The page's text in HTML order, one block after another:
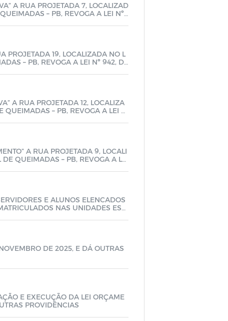
A RUA PROJETADA 7, LOCALIZAD
– PB, REVOGA A LEI Nº
PROJETADA 19, LOCALIZADA NO L
– PB, REVOGA A LEI Nº 942, DE
A RUA PROJETADA 12, LOCALIZA
QUEIMADAS – PB, REVOGA A LEI N
A RUA PROJETADA 9, LOCALI
QUEIMADAS – PB, REVOGA A LEI
E ALUNOS ELENCADOS
NAS UNIDADES ESC
DE 2025, E DÁ OUTRAS
E EXECUÇÃO DA LEI ORÇAME
PROVIDÊNCIAS